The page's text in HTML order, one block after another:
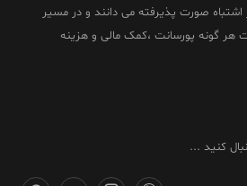
اشتباه صورت پذیرفته می دانند و در مسیر
هر گونه پورسانت ،کمک مالی و هزینه
کنید ...